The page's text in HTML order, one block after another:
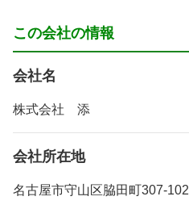
この会社の情報
会社名
株式会社 添
会社所在地
名古屋市守山区脇田町307-102